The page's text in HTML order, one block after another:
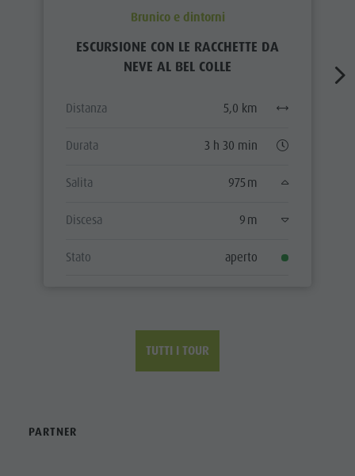
Brunico e dintorni
ESCURSIONE CON LE RACCHETTE DA
NEVE AL BEL COLLE
Distanza 5,0 km
Durata 3 h 30 min
Salita 975 m
Discesa 9 m
Stato aperto
TUTTI I TOUR
PARTNER